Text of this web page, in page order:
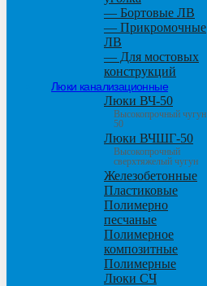
— Бортовые ЛВ
— Прикромочные
ЛВ
— Для мостовых
конструкций
Люки канализационные
Люки ВЧ-50
Высокопрочный чугун
50
Люки ВЧШГ-50
Высокопрочный
сверхтяжелый чугун
Железобетонные
Пластиковые
Полимерно
песчаные
Полимерное
композитные
Полимерные
Люки СЧ